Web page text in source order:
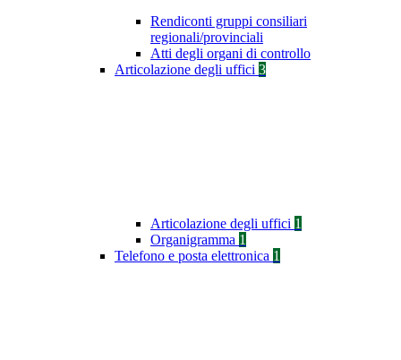
Rendiconti gruppi consiliari
regionali/provinciali
Atti degli organi di controllo
Articolazione degli uffici 3
Articolazione degli uffici 1
Organigramma 1
Telefono e posta elettronica 1